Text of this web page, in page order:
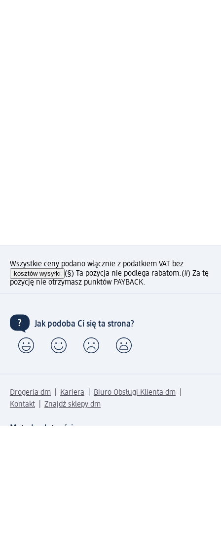
Wszystkie ceny podano włącznie z podatkiem VAT bez
kosztów wysyłki (§) Ta pozycja nie podlega rabatom.(#) Za tę
pozycję nie otrzymasz punktów PAYBACK.
Jak podoba Ci się ta strona?
Drogeria dm Kariera
Biuro Obsługi Klienta dm
Kontakt
Znajdź sklepy dm
Metody płatności